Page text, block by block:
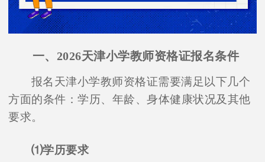
一、2026天津小学教师资格证报名条件
报名天津小学教师资格证需要满足以下几个
方面的条件：学历、年龄、身体健康状况及其他
要求。
⑴学历要求